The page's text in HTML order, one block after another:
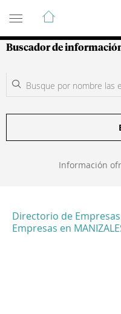
Guía de
Buscador de
Información
Directorio de Empresas
Empresas en